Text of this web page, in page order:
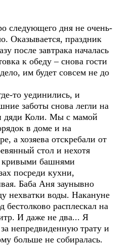
дня не очень-
Оказывается, праздник
после завтрака началась
к обеду – снова гости
им будет совсем не до
то уединились, и
заботы снова легли на
дяди Коли. Мы с мамой
в доме и на
а хозяева отскребали от
стол и нехотя
башнями
посреди кухни,
Баба Аня заунывно
нехватки воды. Накануне
расплескал на
И даже не два... Я
непредвиденную трату и
больше не собиралась.